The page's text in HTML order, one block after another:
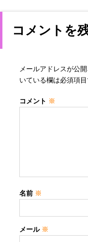
コメントを
メールアドレスが公
いている欄は必須項
コメント ※
名前 ※
メール ※